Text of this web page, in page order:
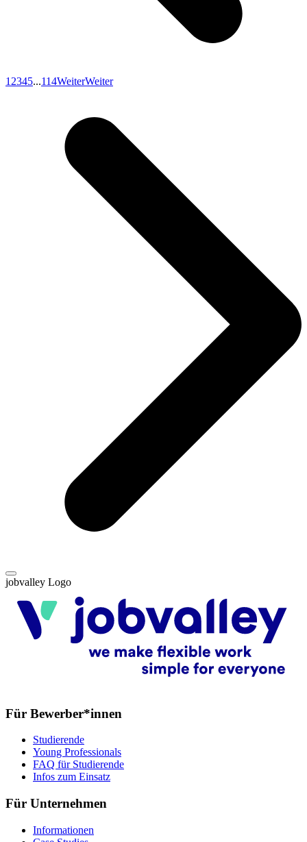
1 2345...114WeiterWeiter
jobvalley Logo
Für Bewerber*innen
Studierende
Young Professionals
FAQ für Studierende
Infos zum Einsatz
Für Unternehmen
Informationen